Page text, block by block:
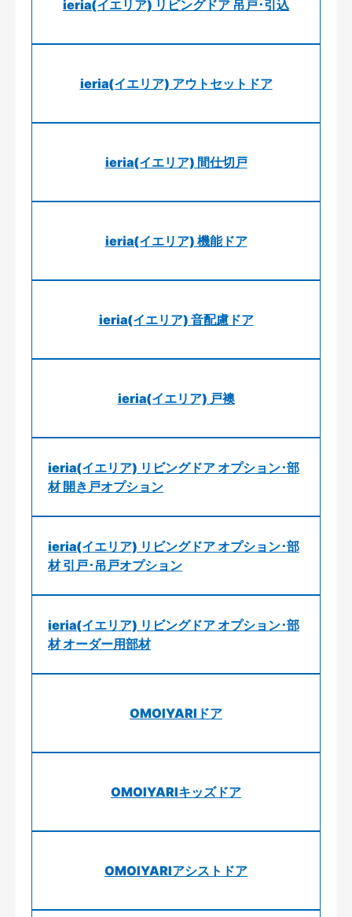
ieria(イエリア) リビングドア 吊戸･引込
ieria(イエリア) アウトセットドア
ieria(イエリア) 間仕切戸
ieria(イエリア) 機能ドア
ieria(イエリア) 音配慮ドア
ieria(イエリア) 戸襖
ieria(イエリア) リビングドア オプション･部
材 開き戸オプション
ieria(イエリア) リビングドア オプション･部
材 引戸･吊戸オプション
ieria(イエリア) リビングドア オプション･部
材 オーダー用部材
OMOIYARIドア
OMOIYARIキッズドア
OMOIYARIアシストドア